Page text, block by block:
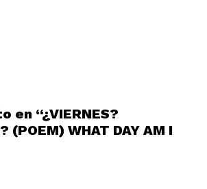
en “¿VIERNES?
(POEM) WHAT DAY AM I